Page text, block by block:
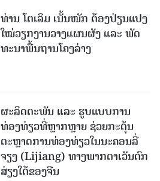
ທ່ານ ໂຕ​ເລິມ ເນັ້ນໜັກ ຕ້ອງ​ປ່ຽນ​ແປງ​
ໃໝ່​ວຽກ​ງານ​ວາງ​ແຜນ​ຜັງ ແລະ ​ພັດ​
ທະ​ນາ​ພື້ນ​ຖານ​ໂຄງ​ລ່າງ
ຜະລິດຕະພັນ ແລະ ຮູບແບບການ
ທ່ອງທ່ຽວທີ່ຫຼາກຫຼາຍ ຊ່ວຍກະຕຸ້ນ
ຕະຫຼາດການທ່ອງທ່ຽວໃນນະຄອນລີ່
ຈຽງ (Lijiang) ທາງພາກຕາເວັນຕົກ
ສ່ຽງໃຕ້ຂອງຈີນ